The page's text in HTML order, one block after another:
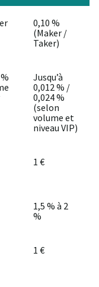
0,10 %
(Maker /
Taker)
Jusqu’à
0,012 % /
0,024 %
(selon
volume et
niveau VIP)
1 €
1,5 % à 2
%
1 €